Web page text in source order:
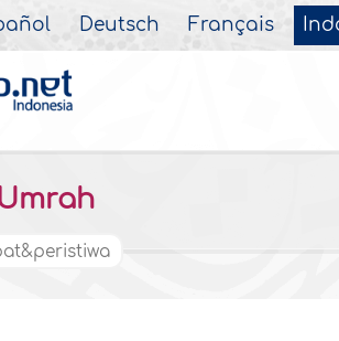
Deutsch Français